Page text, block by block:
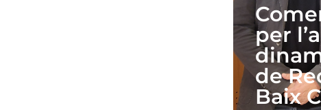
per
de
Baix